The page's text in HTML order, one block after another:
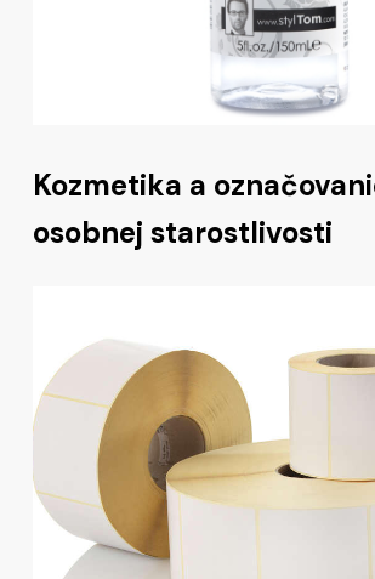
Kozmetika a
osobnej starostlivosti